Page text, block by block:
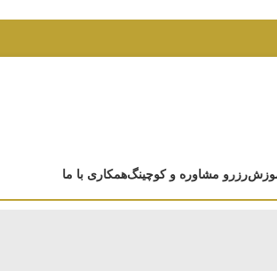
رزرو مشاوره و کوچینگهمکاری با ما